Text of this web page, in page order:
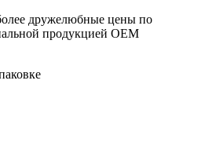
дружелюбные цены по
продукцией OEM